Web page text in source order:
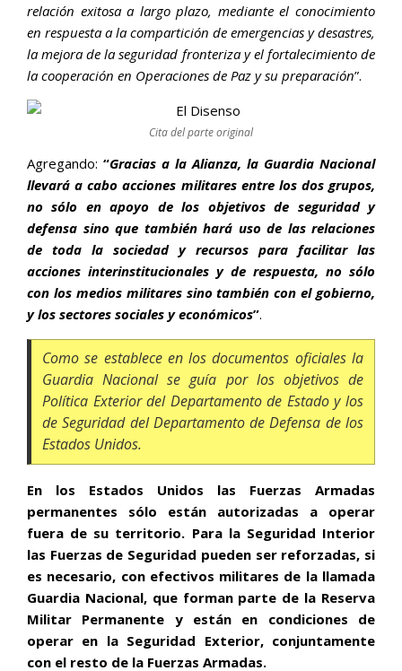
relación exitosa a largo plazo, mediante el conocimiento
en respuesta a la compartición de emergencias y desastres,
la mejora de la seguridad fronteriza y el fortalecimiento de
la cooperación en Operaciones de Paz y su preparación”.
Cita del parte original
Agregando: “Gracias a la Alianza, la Guardia Nacional
llevará a cabo acciones militares entre los dos grupos,
no sólo en apoyo de los objetivos de seguridad y
defensa sino que también hará uso de las relaciones
de toda la sociedad y recursos para facilitar las
acciones interinstitucionales y de respuesta, no sólo
con los medios militares sino también con el gobierno,
y los sectores sociales y económicos”.
Como se establece en los documentos oficiales la
Guardia Nacional se guía por los objetivos de
Política Exterior del Departamento de Estado y los
de Seguridad del Departamento de Defensa de los
Estados Unidos.
En los Estados Unidos las Fuerzas Armadas
permanentes sólo están autorizadas a operar
fuera de su territorio. Para la Seguridad Interior
las Fuerzas de Seguridad pueden ser reforzadas, si
es necesario, con efectivos militares de la llamada
Guardia Nacional, que forman parte de la Reserva
Militar Permanente y están en condiciones de
operar en la Seguridad Exterior, conjuntamente
con el resto de la Fuerzas Armadas.